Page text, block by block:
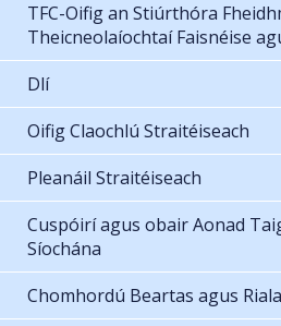
TFC-Oifig an Stiúrthóra
Theicneolaíochtaí Faisnéise
Dlí
Oifig Claochlú Straitéiseach
Pleanáil Straitéiseach
Cuspóirí agus obair Aonad
Síochána
Chomhordú Beartas agus